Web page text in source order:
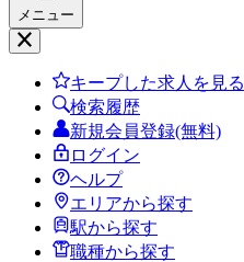
メニュー
キープした求人を見る
検索履歴
新規会員登録(無料)
ログイン
ヘルプ
エリアから探す
駅から探す
職種から探す